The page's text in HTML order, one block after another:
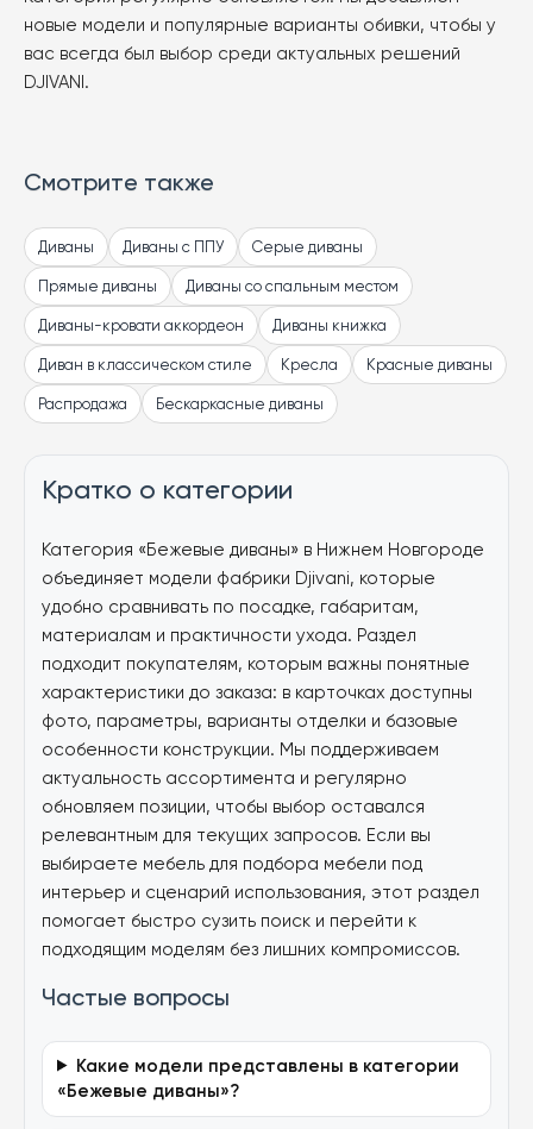
новые модели и популярные варианты обивки, чтобы у
вас всегда был выбор среди актуальных решений
DJIVANI.
Смотрите также
Диваны Диваны с ППУ Серые диваны
Прямые диваны Диваны со спальным местом
Диваны-кровати аккордеон Диваны книжка
Диван в классическом стиле Кресла Красные диваны
Распродажа Бескаркасные диваны
Кратко о категории
Категория «Бежевые диваны» в Нижнем Новгороде
объединяет модели фабрики Djivani, которые
удобно сравнивать по посадке, габаритам,
материалам и практичности ухода. Раздел
подходит покупателям, которым важны понятные
характеристики до заказа: в карточках доступны
фото, параметры, варианты отделки и базовые
особенности конструкции. Мы поддерживаем
актуальность ассортимента и регулярно
обновляем позиции, чтобы выбор оставался
релевантным для текущих запросов. Если вы
выбираете мебель для подбора мебели под
интерьер и сценарий использования, этот раздел
помогает быстро сузить поиск и перейти к
подходящим моделям без лишних компромиссов.
Частые вопросы
Какие модели представлены в категории
«Бежевые диваны»?